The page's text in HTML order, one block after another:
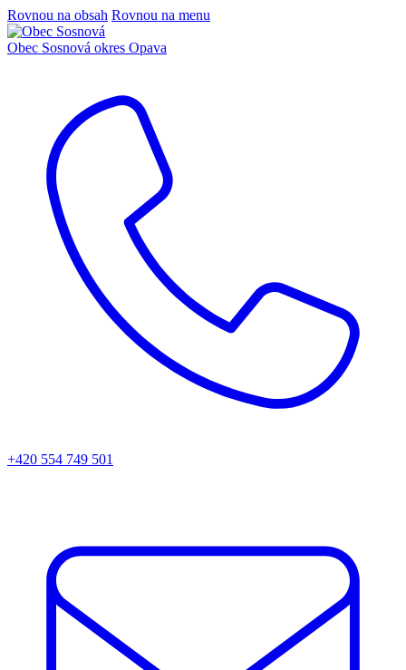
Rovnou na obsah Rovnou na menu
Obec Sosnová okres Opava
+420 554 749 501